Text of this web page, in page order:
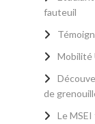
fauteuil
Mobilité
de
Le